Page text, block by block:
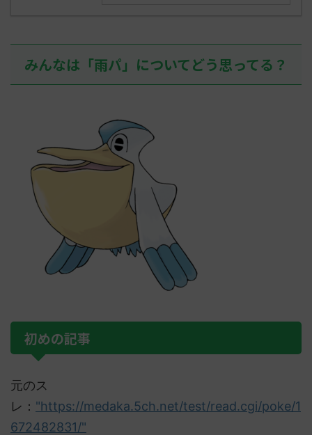
みんなは「雨パ」についてどう思ってる？
初めの記事
元のス
レ： "https://medaka.5ch.net/test/read.cgi/poke/1
672482831/"